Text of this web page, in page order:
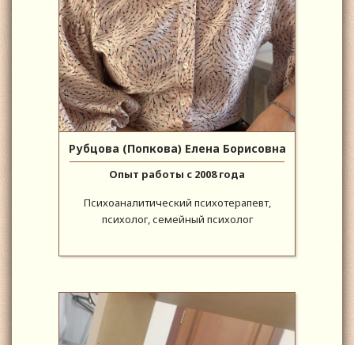
Рубцова (Попкова) Елена Борисовна
Опыт работы с 2008 года
Психоаналитический психотерапевт,
психолог, семейный психолог